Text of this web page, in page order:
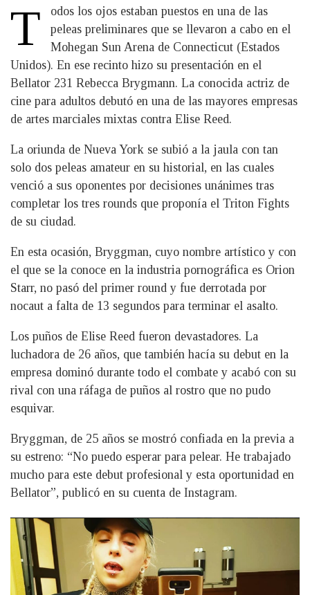
T
odos los ojos estaban puestos en una de las
peleas preliminares que se llevaron a cabo en el
Mohegan Sun Arena de Connecticut (Estados
Unidos). En ese recinto hizo su presentación en el
Bellator 231 Rebecca Brygmann. La conocida actriz de
cine para adultos debutó en una de las mayores empresas
de artes marciales mixtas contra Elise Reed.
La oriunda de Nueva York se subió a la jaula con tan
solo dos peleas amateur en su historial, en las cuales
venció a sus oponentes por decisiones unánimes tras
completar los tres rounds que proponía el Triton Fights
de su ciudad.
En esta ocasión, Bryggman, cuyo nombre artístico y con
el que se la conoce en la industria pornográfica es Orion
Starr, no pasó del primer round y fue derrotada por
nocaut a falta de 13 segundos para terminar el asalto.
Los puños de Elise Reed fueron devastadores. La
luchadora de 26 años, que también hacía su debut en la
empresa dominó durante todo el combate y acabó con su
rival con una ráfaga de puños al rostro que no pudo
esquivar.
Bryggman, de 25 años se mostró confiada en la previa a
su estreno: “No puedo esperar para pelear. He trabajado
mucho para este debut profesional y esta oportunidad en
Bellator”, publicó en su cuenta de Instagram.